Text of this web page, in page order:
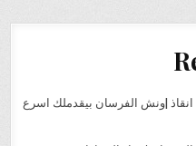
|ونش الفرسان بيقدملك اسرع